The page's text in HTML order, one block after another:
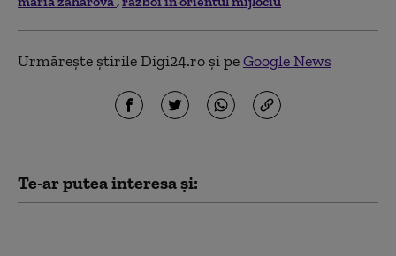
Urmărește știrile Digi24.ro și peGoogle News
Te-ar putea interesa și: